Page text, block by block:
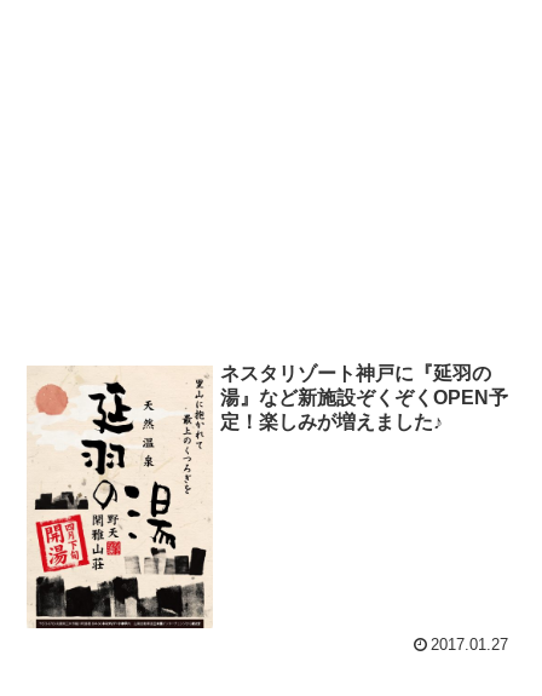
ネスタリゾート神戸に『延羽の
湯』など新施設ぞくぞくOPEN予
定！楽しみが増えました♪
2017.01.27